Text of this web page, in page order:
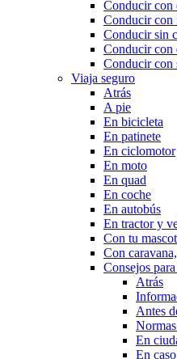
Conducir con
Conducir con
Conducir sin
Conducir con
Conducir con
Viaja seguro
Atrás
A pie
En bicicleta
En patinete
En ciclomotor
En moto
En quad
En coche
En autobús
En tractor y
Con tu
Con
Consejos
Atrás
Antes
En
En